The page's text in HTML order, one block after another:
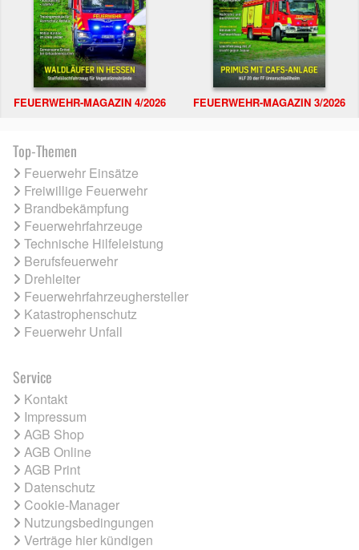
FEUERWEHR-MAGAZIN 4/2026 FEUERWEHR-MAGAZIN 3/2026
Top-Themen
Feuerwehr Einsätze
Freiwillige Feuerwehr
Brandbekämpfung
Feuerwehrfahrzeuge
Technische Hilfeleistung
Berufsfeuerwehr
Drehleiter
Feuerwehrfahrzeughersteller
Katastrophenschutz
Feuerwehr Unfall
Service
Kontakt
Impressum
AGB Shop
AGB Online
AGB Print
Datenschutz
Cookie-Manager
Nutzungsbedingungen
Verträge hier kündigen